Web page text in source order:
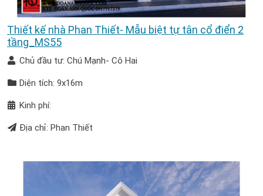
Thiết kế nhà Phan Thiết- Mẫu biệt tự tân cổ điển 2
tầng_MS55
Chủ đầu tư: Chú Mạnh- Cô Hai
Diện tích: 9x16m
Kinh phí:
Địa chỉ: Phan Thiết